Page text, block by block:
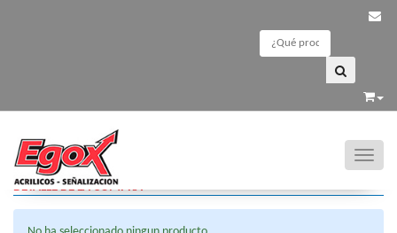
DETALLE DE LA COMPRA